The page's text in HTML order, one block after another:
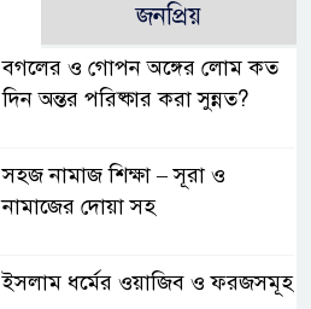
জনপ্রিয়
বগলের ও গোপন অঙ্গের লোম কত
দিন অন্তর পরিষ্কার করা সুন্নত?
সহজ নামাজ শিক্ষা – সূরা ও
নামাজের দোয়া সহ
ইসলাম ধর্মের ওয়াজিব ও ফরজসমূহ